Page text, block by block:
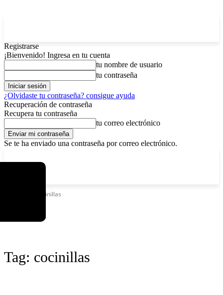
Registrarse
¡Bienvenido! Ingresa en tu cuenta
tu nombre de usuario
tu contraseña
¿Olvidaste tu contraseña? consigue ayuda
Recuperación de contraseña
Recupera tu contraseña
tu correo electrónico
Se te ha enviado una contraseña por correo electrónico.
Cocinillas
Tag: cocinillas